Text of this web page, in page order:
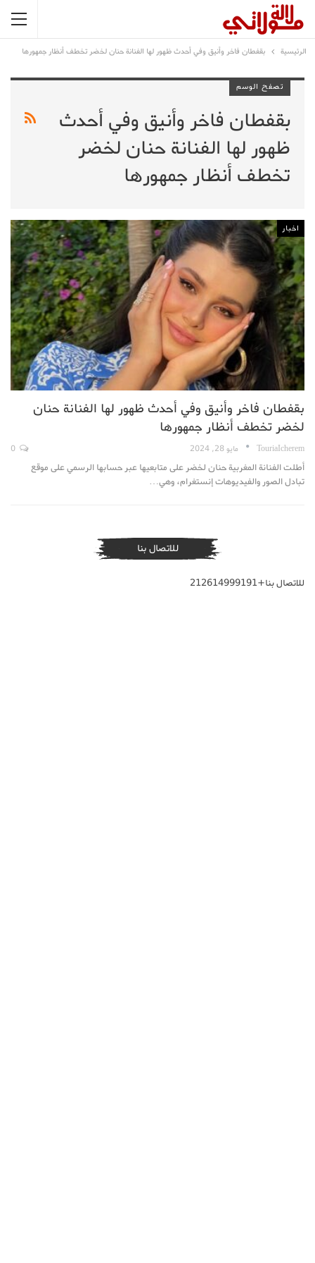
الرئيسية بقفطان فاخر وأنيق وفي أحدث ظهور لها الفنانة حنان لخضر تخطف أنظار جمهورها
تصفح الوسم
بقفطان فاخر وأنيق وفي أحدث
ظهور لها الفنانة حنان لخضر
تخطف أنظار جمهورها
اخبار
بقفطان فاخر وأنيق وفي أحدث ظهور لها الفنانة حنان
لخضر تخطف أنظار جمهورها
TouriaIcherem مايو 28, 2024
أطلت الفنانة المغربية حنان لخضر على متابعيها عبر حسابها الرسمي على موقع
تبادل الصور والفيديوهات إنستغرام، وهي…
للاتصال بنا
للاتصال بنا+212614999191